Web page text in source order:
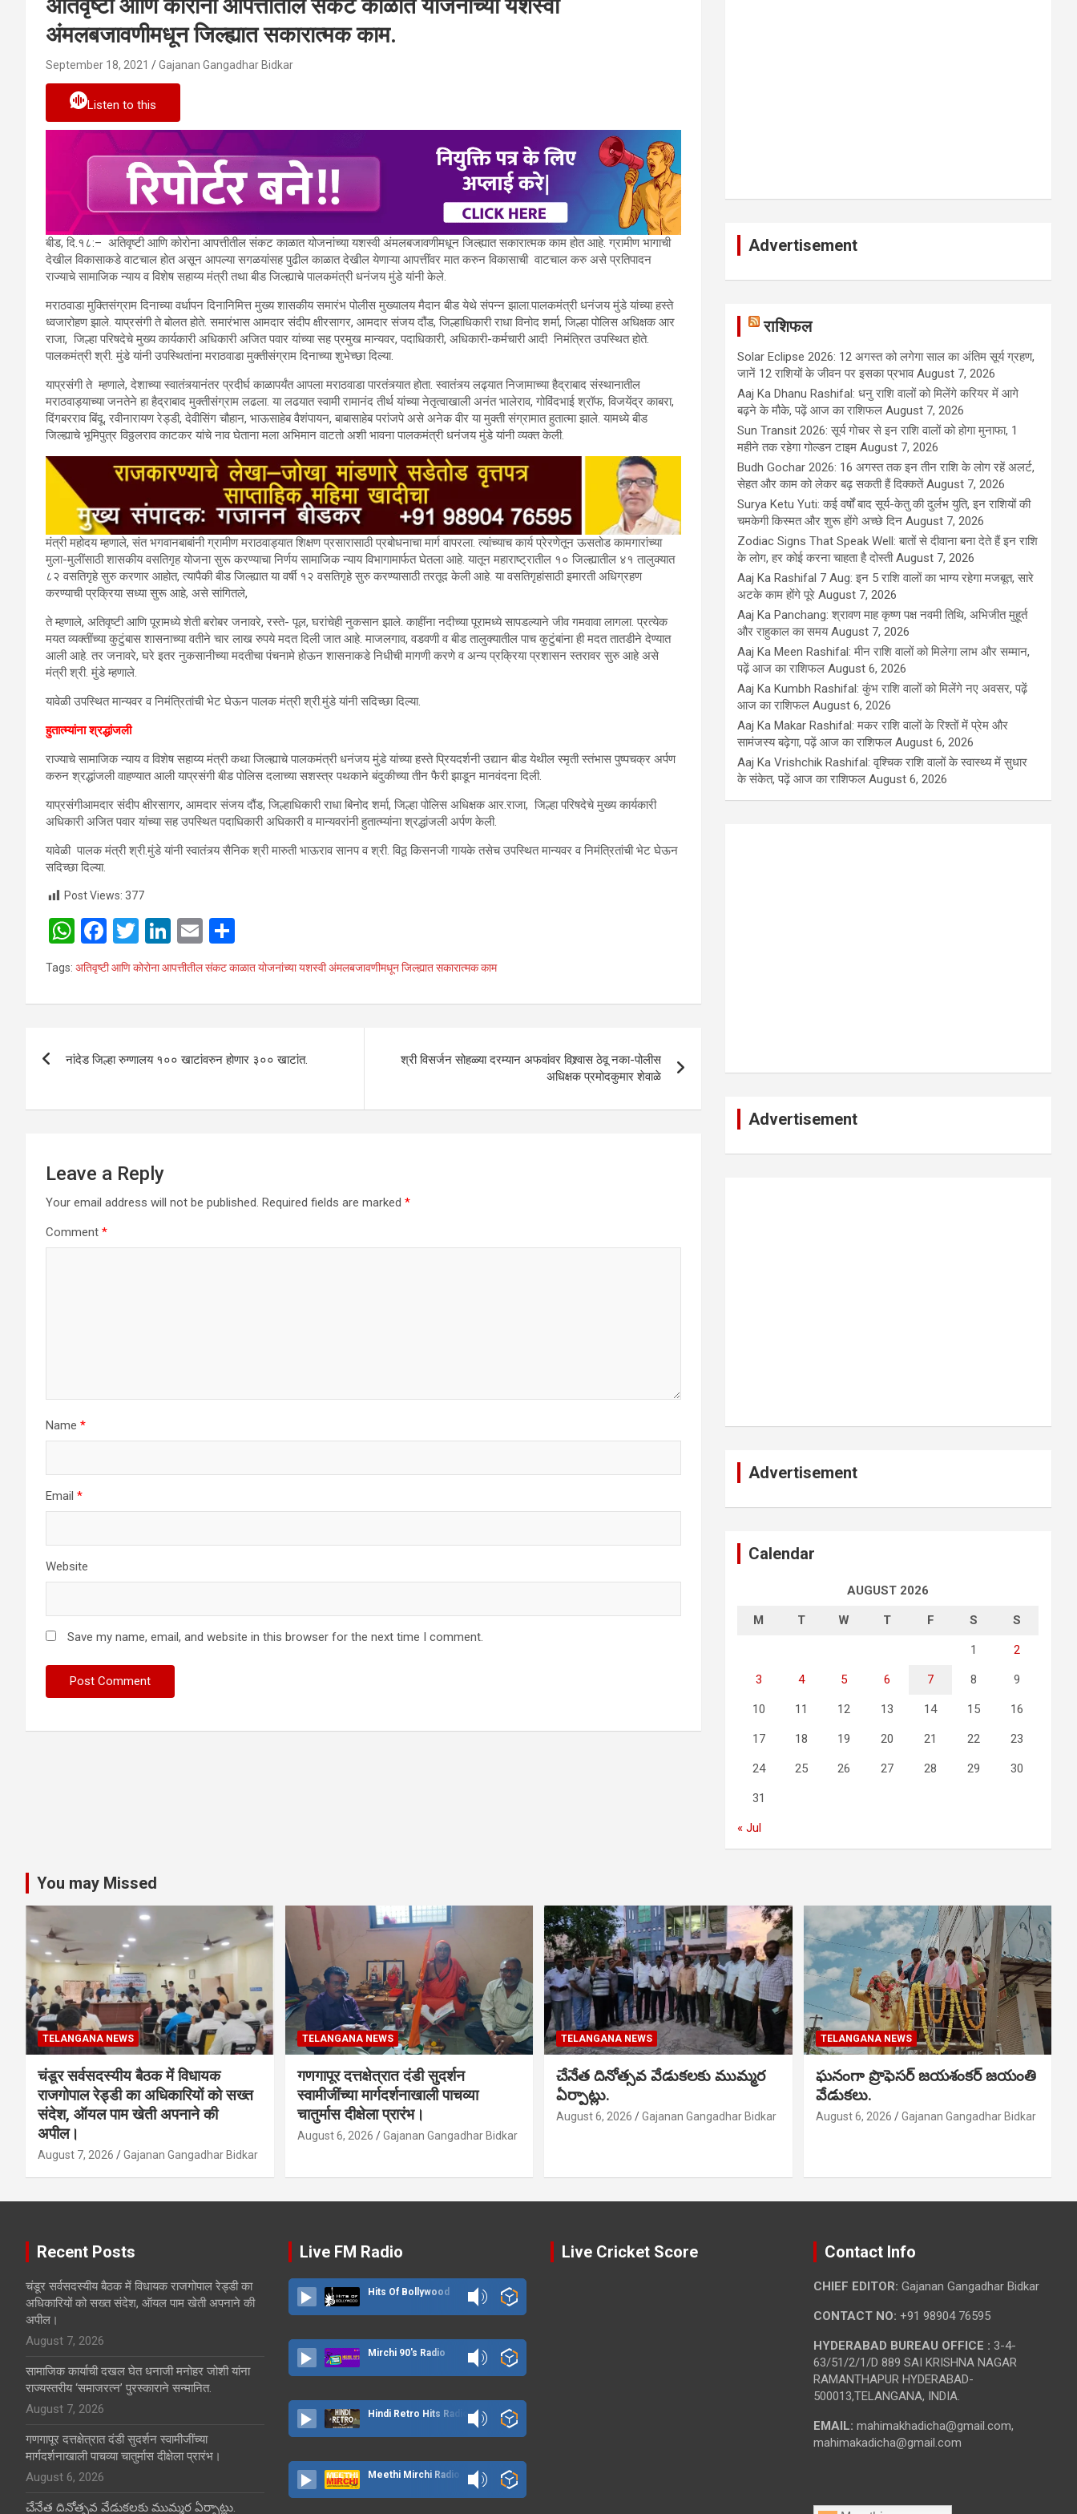
अतिवृष्टी आणि कोरोना आपत्तीतील संकट काळात योजनांच्या यशस्वी
अंमलबजावणीमधून जिल्ह्यात सकारात्मक काम.
September 18, 2021 Gajanan Gangadhar Bidkar
Listen to this
बीड, दि.१८:– अतिवृष्टी आणि कोरोना आपत्तीतील संकट काळात योजनांच्या यशस्वी अंमलबजावणीमधून जिल्ह्यात सकारात्मक काम होत आहे. ग्रामीण भागाची
देखील विकासाकडे वाटचाल होत असून आपल्या सगळयांसह पुढील काळात देखील येणाऱ्या आपत्तींवर मात करुन विकासाची वाटचाल करु असे प्रतिपादन
राज्याचे सामाजिक न्याय व विशेष सहाय्य मंत्री तथा बीड जिल्ह्याचे पालकमंत्री धनंजय मुंडे यांनी केले.
मराठवाडा मुक्तिसंग्राम दिनाच्या वर्धापन दिनानिमित्त मुख्य शासकीय समारंभ पोलीस मुख्यालय मैदान बीड येथे संपन्न झाला.पालकमंत्री धनंजय मुंडे यांच्या हस्ते
ध्वजारोहण झाले. याप्रसंगी ते बोलत होते. समारंभास आमदार संदीप क्षीरसागर, आमदार संजय दौंड, जिल्हाधिकारी राधा विनोद शर्मा, जिल्हा पोलिस अधिक्षक आर
राजा, जिल्हा परिषदेचे मुख्य कार्यकारी अधिकारी अजित पवार यांच्या सह प्रमुख मान्यवर, पदाधिकारी, अधिकारी-कर्मचारी आदी निमंत्रित उपस्थित होते.
पालकमंत्री श्री. मुंडे यांनी उपस्थितांना मराठवाडा मुक्तीसंग्राम दिनाच्या शुभेच्छा दिल्या.
याप्रसंगी ते म्हणाले, देशाच्या स्वातंत्र्यानंतर प्रदीर्घ काळापर्यंत आपला मराठवाडा पारतंत्र्यात होता. स्वातंत्र्य लढ्यात निजामाच्या हैद्राबाद संस्थानातील
मराठवाड्याच्या जनतेने हा हैद्राबाद मुक्तीसंग्राम लढला. या लढयात स्वामी रामानंद तीर्थ यांच्या नेतृत्वाखाली अनंत भालेराव, गोविंदभाई श्रॉफ, विजयेंद्र काबरा,
दिंगबरराव बिंदू, रवीनारायण रेड्डी, देवीसिंग चौहान, भाऊसाहेब वैशंपायन, बाबासाहेब परांजपे असे अनेक वीर या मुक्ती संग्रामात हुतात्मा झाले. यामध्ये बीड
जिल्ह्याचे भूमिपुत्र विठ्ठलराव काटकर यांचे नाव घेताना मला अभिमान वाटतो अशी भावना पालकमंत्री धनंजय मुंडे यांनी व्यक्त केली.
मंत्री महोदय म्हणाले, संत भगवानबाबांनी ग्रामीण मराठवाड्यात शिक्षण प्रसारासाठी प्रबोधनाचा मार्ग वापरला. त्यांच्याच कार्य प्रेरणेतून ऊसतोड कामगारांच्या
मुला-मुलींसाठी शासकीय वसतिगृह योजना सुरू करण्याचा निर्णय सामाजिक न्याय विभागामार्फत घेतला आहे. यातून महाराष्ट्रातील १० जिल्ह्यातील ४१ तालुक्यात
८२ वसतिगृहे सुरु करणार आहोत, त्यापैकी बीड जिल्ह्यात या वर्षी १२ वसतिगृहे सुरु करण्यासाठी तरतूद केली आहे. या वसतिगृहांसाठी इमारती अधिग्रहण
करण्याची प्रक्रिया सध्या सुरू आहे, असे सांगितले,
ते म्हणाले, अतिवृष्टी आणि पूरामध्ये शेती बरोबर जनावरे, रस्ते- पूल, घरांचेही नुकसान झाले. काहींना नदीच्या पूरामध्ये सापडल्याने जीव गमवावा लागला. प्रत्येक
मयत व्यक्तींच्या कुटुंबास शासनाच्या वतीने चार लाख रुपये मदत दिली जात आहे. माजलगाव, वडवणी व बीड तालुक्यातील पाच कुटुंबांना ही मदत तातडीने देण्यात
आली आहे. तर जनावरे, घरे इतर नुकसानीच्या मदतीचा पंचनामे होऊन शासनाकडे निधीची मागणी करणे व अन्य प्रक्रिया प्रशासन स्तरावर सुरु आहे असे
मंत्री श्री. मुंडे म्हणाले.
यावेळी उपस्थित मान्यवर व निमंत्रितांची भेट घेऊन पालक मंत्री श्री.मुंडे यांनी सदिच्छा दिल्या.
हुतात्म्यांना श्रद्धांजली
राज्याचे सामाजिक न्याय व विशेष सहाय्य मंत्री कथा जिल्ह्याचे पालकमंत्री धनंजय मुंडे यांच्या हस्ते प्रियदर्शनी उद्यान बीड येथील स्मृती स्तंभास पुष्पचक्र अर्पण
करुन श्रद्धांजली वाहण्यात आली याप्रसंगी बीड पोलिस दलाच्या सशस्त्र पथकाने बंदुकीच्या तीन फैरी झाडून मानवंदना दिली.
याप्रसंगीआमदार संदीप क्षीरसागर, आमदार संजय दौंड, जिल्हाधिकारी राधा बिनोद शर्मा, जिल्हा पोलिस अधिक्षक आर.राजा, जिल्हा परिषदेचे मुख्य कार्यकारी
अधिकारी अजित पवार यांच्या सह उपस्थित पदाधिकारी अधिकारी व मान्यवरांनी हुतात्म्यांना श्रद्धांजली अर्पण केली.
यावेळी पालक मंत्री श्री.मुंडे यांनी स्वातंत्र्य सैनिक श्री मारुती भाऊराव सानप व श्री. विठू किसनजी गायके तसेच उपस्थित मान्यवर व निमंत्रितांची भेट घेऊन
सदिच्छा दिल्या.
Post Views: 377
W
h
at
s
p
F
a
ce
b
o
T
wi
tt
er
Li
n
ke
dI
E
m
ail
h
ar
e
Tags: अतिवृष्टी आणि कोरोना आपत्तीतील संकट काळात योजनांच्या यशस्वी अंमलबजावणीमधून जिल्ह्यात सकारात्मक काम
नांदेड जिल्हा रुग्णालय १०० खाटांवरुन होणार ३०० खाटांत.
श्री विसर्जन सोहळ्या दरम्यान अफवांवर विश्र्वास ठेवू नका-पोलीस
अधिक्षक प्रमोदकुमार शेवाळे
Leave a Reply
Your email address will not be published. Required fields are marked *
Comment *
Name *
Email *
Website
Save my name, email, and website in this browser for the next time I comment.
Advertisement
राशिफल
Solar Eclipse 2026: 12 अगस्त को लगेगा साल का अंतिम सूर्य ग्रहण,
जानें 12 राशियों के जीवन पर इसका प्रभाव August 7, 2026
Aaj Ka Dhanu Rashifal: धनु राशि वालों को मिलेंगे करियर में आगे
बढ़ने के मौके, पढ़ें आज का राशिफल August 7, 2026
Sun Transit 2026: सूर्य गोचर से इन राशि वालों को होगा मुनाफा, 1
महीने तक रहेगा गोल्डन टाइम August 7, 2026
Budh Gochar 2026: 16 अगस्त तक इन तीन राशि के लोग रहें अलर्ट,
सेहत और काम को लेकर बढ़ सकती हैं दिक्कतें August 7, 2026
Surya Ketu Yuti: कई वर्षों बाद सूर्य-केतु की दुर्लभ युति, इन राशियों की
चमकेगी किस्मत और शुरू होंगे अच्छे दिन August 7, 2026
Zodiac Signs That Speak Well: बातों से दीवाना बना देते हैं इन राशि
के लोग, हर कोई करना चाहता है दोस्ती August 7, 2026
Aaj Ka Rashifal 7 Aug: इन 5 राशि वालों का भाग्य रहेगा मजबूत, सारे
अटके काम होंगे पूरे August 7, 2026
Aaj Ka Panchang: श्रावण माह कृष्ण पक्ष नवमी तिथि, अभिजीत मुहूर्त
और राहुकाल का समय August 7, 2026
Aaj Ka Meen Rashifal: मीन राशि वालों को मिलेगा लाभ और सम्मान,
पढ़ें आज का राशिफल August 6, 2026
Aaj Ka Kumbh Rashifal: कुंभ राशि वालों को मिलेंगे नए अवसर, पढ़ें
आज का राशिफल August 6, 2026
Aaj Ka Makar Rashifal: मकर राशि वालों के रिश्तों में प्रेम और
सामंजस्य बढ़ेगा, पढ़ें आज का राशिफल August 6, 2026
Aaj Ka Vrishchik Rashifal: वृश्चिक राशि वालों के स्वास्थ्य में सुधार
के संकेत, पढ़ें आज का राशिफल August 6, 2026
Advertisement
Advertisement
Calendar
AUGUST 2026
M T W T F S S
1 2
3 4 5 6 7 8 9
10 11 12 13 14 15 16
17 18 19 20 21 22 23
24 25 26 27 28 29 30
31
« Jul
You may Missed
TELANGANA NEWS
चंडूर सर्वसदस्यीय बैठक में विधायक
राजगोपाल रेड्डी का अधिकारियों को सख्त
संदेश, ऑयल पाम खेती अपनाने की
अपील।
August 7, 2026 Gajanan Gangadhar Bidkar
TELANGANA NEWS
गणगापूर दत्तक्षेत्रात दंडी सुदर्शन
स्वामीजींच्या मार्गदर्शनाखाली पाचव्या
चातुर्मास दीक्षेला प्रारंभ।
August 6, 2026 Gajanan Gangadhar Bidkar
TELANGANA NEWS
చేనేత దినోత్సవ వేడుకలకు ముమ్మర
ఏర్పాట్లు.
August 6, 2026 Gajanan Gangadhar Bidkar
TELANGANA NEWS
ఘనంగా ప్రొఫెసర్ జయశంకర్ జయంతి
వేడుకలు.
August 6, 2026 Gajanan Gangadhar Bidkar
Recent Posts
चंडूर सर्वसदस्यीय बैठक में विधायक राजगोपाल रेड्डी का
अधिकारियों को सख्त संदेश, ऑयल पाम खेती अपनाने की
अपील।
August 7, 2026
सामाजिक कार्याची दखल घेत धनाजी मनोहर जोशी यांना
राज्यस्तरीय ‘समाजरत्न’ पुरस्काराने सन्मानित.
August 7, 2026
गणगापूर दत्तक्षेत्रात दंडी सुदर्शन स्वामीजींच्या
मार्गदर्शनाखाली पाचव्या चातुर्मास दीक्षेला प्रारंभ।
August 6, 2026
చేనేత దినోత్సవ వేడుకలకు ముమ్మర ఏర్పాట్లు.
Live FM Radio
Hits Of Bollywood
Mirchi 90's Radio
Hindi Retro Hits Radio
Meethi Mirchi Radio
Live Cricket Score Contact Info
CHIEF EDITOR: Gajanan Gangadhar Bidkar
CONTACT NO: +91 98904 76595
HYDERABAD BUREAU OFFICE : 3-4-
63/51/2/1/D 889 SAI KRISHNA NAGAR
RAMANTHAPUR HYDERABAD-
500013,TELANGANA, INDIA.
EMAIL: mahimakhadicha@gmail.com,
mahimakadicha@gmail.com